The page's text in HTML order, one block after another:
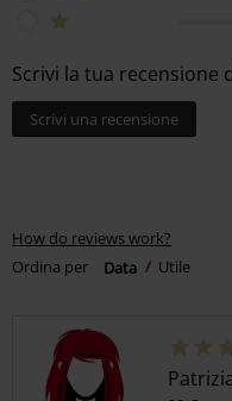
Scrivi la tua recensione
Scrivi una recensione
How do reviews work?
Ordina per
Data Utile